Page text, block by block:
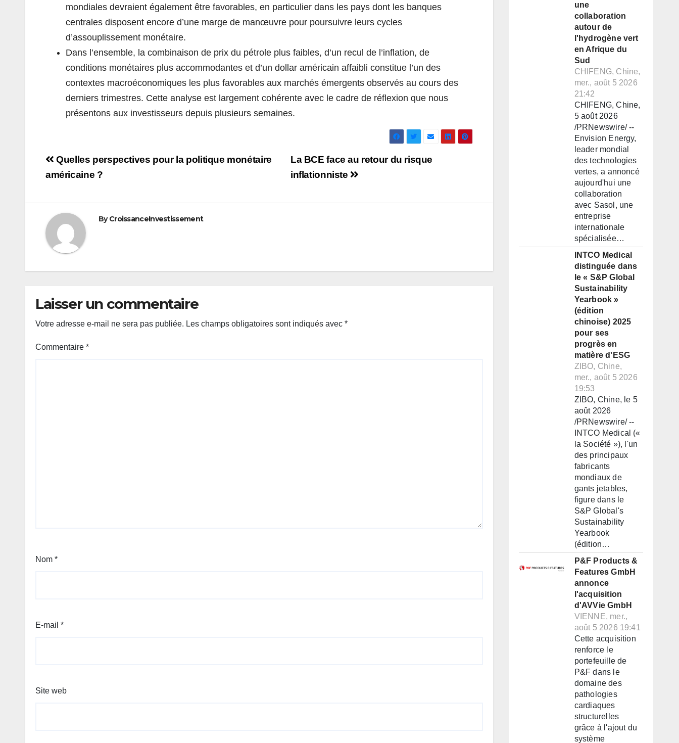
mondiales devraient également être favorables, en particulier dans les pays dont les banques
centrales disposent encore d’une marge de manœuvre pour poursuivre leurs cycles
d’assouplissement monétaire.
Dans l’ensemble, la combinaison de prix du pétrole plus faibles, d’un recul de l’inflation, de
conditions monétaires plus accommodantes et d’un dollar américain affaibli constitue l’un des
contextes macroéconomiques les plus favorables aux marchés émergents observés au cours des
derniers trimestres. Cette analyse est largement cohérente avec le cadre de réflexion que nous
présentons aux investisseurs depuis plusieurs semaines.
Navigation
de
La BCE face au retour du risque
inflationniste
Quelles perspectives pour la politique monétaire
américaine ?
ByCroissanceInvestissement
Laisser un commentaire
Votre adresse e-mail ne sera pas publiée. Les champs obligatoires sont indiqués avec *
Commentaire *
Nom *
E-mail *
Site web
une
collaboration
autour de
l'hydrogène vert
en Afrique du
Sud
CHIFENG, Chine,
mer., août 5 2026
21:42
CHIFENG, Chine,
5 août 2026
/PRNewswire/ --
Envision Energy,
leader mondial
des technologies
vertes, a annoncé
aujourd'hui une
collaboration
avec Sasol, une
entreprise
internationale
spécialisée…
INTCO Medical
distinguée dans
le « S&P Global
Sustainability
Yearbook »
(édition
chinoise) 2025
pour ses
progrès en
matière d'ESG
ZIBO, Chine,
mer., août 5 2026
19:53
ZIBO, Chine, le 5
août 2026
/PRNewswire/ --
INTCO Medical («
la Société »), l'un
des principaux
fabricants
mondiaux de
gants jetables,
figure dans le
S&P Global's
Sustainability
Yearbook
(édition…
P&F Products &
Features GmbH
annonce
l'acquisition
d'AVVie GmbH
VIENNE, mer.,
août 5 2026 19:41
Cette acquisition
renforce le
portefeuille de
P&F dans le
domaine des
pathologies
cardiaques
structurelles
grâce à l'ajout du
système